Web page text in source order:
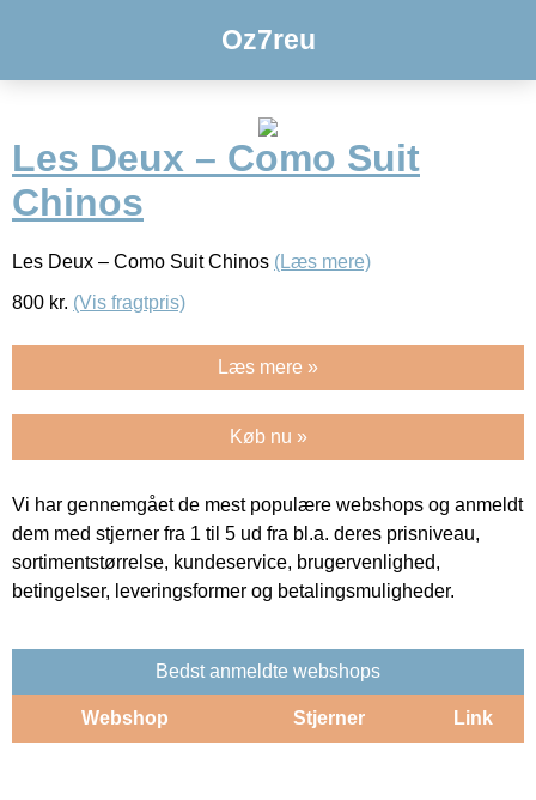
Oz7reu
Les Deux – Como Suit
Chinos
Les Deux – Como Suit Chinos (Læs mere)
800 kr. (Vis fragtpris)
Læs mere »
Køb nu »
Vi har gennemgået de mest populære webshops og anmeldt
dem med stjerner fra 1 til 5 ud fra bl.a. deres prisniveau,
sortimentstørrelse, kundeservice, brugervenlighed,
betingelser, leveringsformer og betalingsmuligheder.
Bedst anmeldte webshops
Webshop Stjerner Link